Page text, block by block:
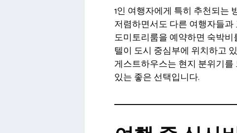
1인 여행자에게 특히 추천되는
저렴하면서도 다른 여행자들
도미토리룸을 예약하면 숙박
텔이 도시 중심부에 위치하고
게스트하우스는 현지 분위기
있는 좋은 선택입니다.